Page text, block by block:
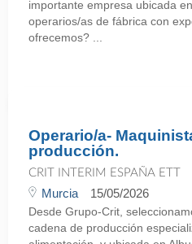
importante empresa ubicada
operarios/as de fábrica con
ofrecemos? ...
Operario/a-
producción.
CRIT INTERIM ESPAÑA ETT
Murcia 15/05/2026
Desde Grupo-Crit,
cadena de producción